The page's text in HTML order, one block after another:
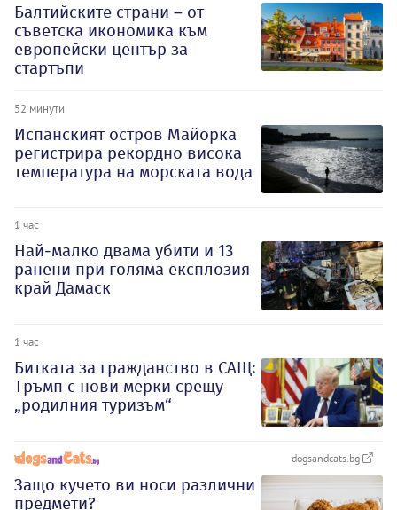
Балтийските страни – от
съветска икономика към
европейски център за
стартъпи
52 минути
Испанският остров Майорка
регистрира рекордно висока
температура на морската вода
1 час
Най-малко двама убити и 13
ранени при голяма експлозия
край Дамаск
1 час
Битката за гражданство в САЩ:
Тръмп с нови мерки срещу
„родилния туризъм“
dogsandcats.bg
Защо кучето ви носи различни
предмети?